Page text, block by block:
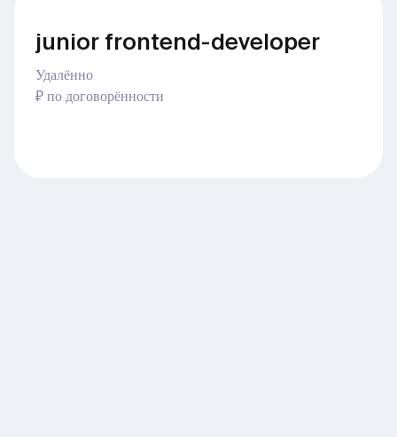
junior frontend-developer
Удалённо
₽ по договорённости